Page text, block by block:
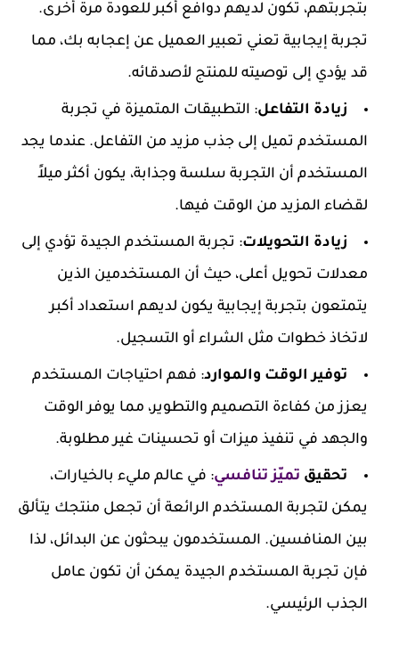
بتجربتهم، تكون لديهم دوافع أكبر للعودة مرة أخرى.
تجربة إيجابية تعني تعبير العميل عن إعجابه بك، مما
قد يؤدي إلى توصيته للمنتج لأصدقائه.
زيادة التفاعل: التطبيقات المتميزة في تجربة
المستخدم تميل إلى جذب مزيد من التفاعل. عندما يجد
المستخدم أن التجربة سلسة وجذابة، يكون أكثر ميلاً
لقضاء المزيد من الوقت فيها.
زيادة التحويلات: تجربة المستخدم الجيدة تؤدي إلى
معدلات تحويل أعلى، حيث أن المستخدمين الذين
يتمتعون بتجربة إيجابية يكون لديهم استعداد أكبر
لاتخاذ خطوات مثل الشراء أو التسجيل.
توفير الوقت والموارد: فهم احتياجات المستخدم
يعزز من كفاءة التصميم والتطوير، مما يوفر الوقت
والجهد في تنفيذ ميزات أو تحسينات غير مطلوبة.
تحقيق تميّز تنافسي: في عالم مليء بالخيارات،
يمكن لتجربة المستخدم الرائعة أن تجعل منتجك يتألق
بين المنافسين. المستخدمون يبحثون عن البدائل، لذا
فإن تجربة المستخدم الجيدة يمكن أن تكون عامل
الجذب الرئيسي.